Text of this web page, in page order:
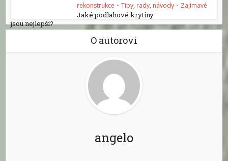
rekonstrukce • Tipy, rady, návody • Zajímavé
Jaké podlahové krytiny
jsou nejlepší?
O autorovi
angelo